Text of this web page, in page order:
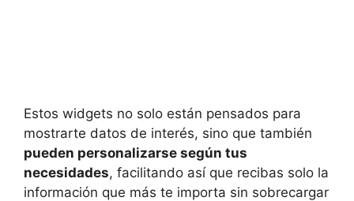
Estos widgets no solo están pensados para
mostrarte datos de interés, sino que también
pueden personalizarse según tus
necesidades, facilitando así que recibas solo la
información que más te importa sin sobrecargar